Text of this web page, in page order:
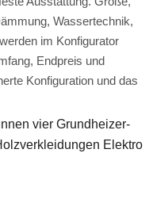
Wassertechnik,
im Konfigurator
Endpreis und
Konfiguration und das
vier Grundheizer-
Elektro